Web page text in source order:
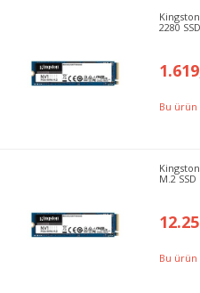
2280 SSD
Bu
M.2 SSD
Bu